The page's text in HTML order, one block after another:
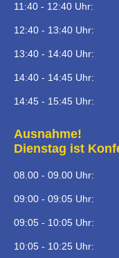
11:40 - 12:40 Uhr:
12:40 - 13:40 Uhr:
13:40 - 14:40 Uhr:
14:40 - 14:45 Uhr:
14:45 - 15:45 Uhr:
Ausnahme!
Dienstag ist
08.00 - 09.00 Uhr:
09:00 - 09:05 Uhr:
09:05 - 10:05 Uhr:
10:05 - 10:25 Uhr: